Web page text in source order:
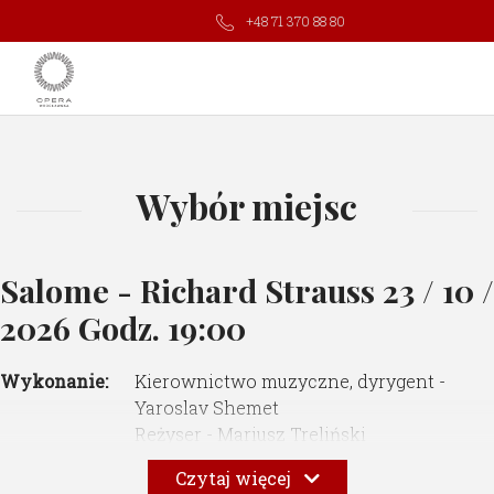
+48 71 370 88 80
Wybór miejsc
Salome - Richard Strauss 23 / 10 /
2026 Godz. 19:00
Wykonanie:
Kierownictwo muzyczne, dyrygent -
Yaroslav Shemet
Reżyser - Mariusz Treliński
Scenografia - Boris Kudlicka
Choreografia - Tomasz Wygoda
Czytaj więcej